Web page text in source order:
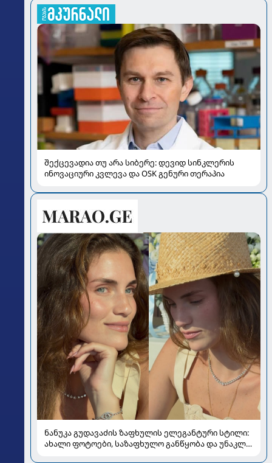
შექცევადია თუ არა სიბერე: დევიდ სინკლერის
ინოვაციური კვლევა და OSK გენური თერაპია
ნანუკა გუდავაძის ზაფხულის ელეგანტური სტილი:
ახალი ფოტოები, საზაფხულო განწყობა და უნაკლო